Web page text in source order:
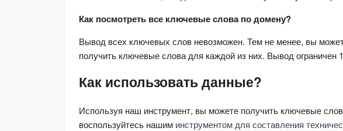
Как посмотреть все ключевые слова по домену?
Вывод всех ключевых слов невозможен. Тем не менее, вы
получить ключевые слова для каждой из них. Вывод
Как использовать данные?
Используя наш инструмент, вы можете получить ключевые
воспользуйтесь нашим инструментом для составления